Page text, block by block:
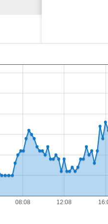
08:08 12:08